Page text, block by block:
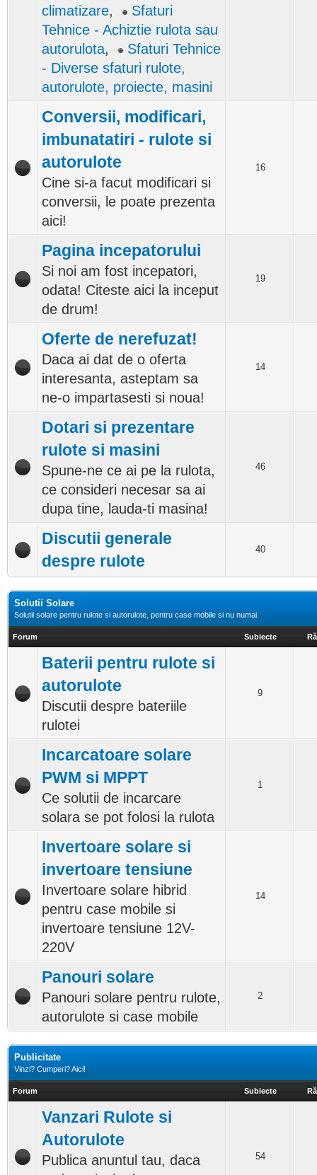
climatizare,
Sfaturi
Tehnice - Achiztie rulota sau
autorulota,
Sfaturi Tehnice
- Diverse sfaturi rulote,
autorulote, proiecte, masini
Conversii, modificari,
imbunatatiri - rulote si
autorulote
Cine si-a facut modificari si
conversii, le poate prezenta
aici!
16
Pagina incepatorului
Si noi am fost incepatori,
odata! Citeste aici la inceput
de drum!
19
Oferte de nerefuzat!
Daca ai dat de o oferta
interesanta, asteptam sa
ne-o impartasesti si noua!
14
Dotari si prezentare
rulote si masini
Spune-ne ce ai pe la rulota,
ce consideri necesar sa ai
dupa tine, lauda-ti masina!
46
Discutii generale
despre rulote
40
Solutii Solare
Solutii solare pentru rulote si autorulote, pentru case mobile si nu numai.
Forum Subiecte
Baterii pentru rulote si
autorulote
Discutii despre bateriile
rulotei
9
Incarcatoare solare
PWM si MPPT
Ce solutii de incarcare
solara se pot folosi la rulota
1
Invertoare solare si
invertoare tensiune
Invertoare solare hibrid
pentru case mobile si
invertoare tensiune 12V-
220V
14
Panouri solare
Panouri solare pentru rulote,
autorulote si case mobile
2
Publicitate
Vinzi? Cumperi? Aici!
Forum Subiecte
Vanzari Rulote si
Autorulote
Publica anuntul tau, daca
54